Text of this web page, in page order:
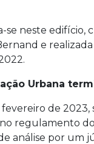
neste edifício,
e
Urbana
de 2023,
regulamento
análise por um